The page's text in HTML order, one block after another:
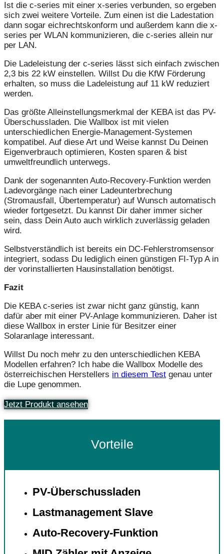
Ist die c-series mit einer x-series verbunden, so ergeben
sich zwei weitere Vorteile. Zum einen ist die Ladestation
dann sogar eichrechtskonform und außerdem kann die x-
series per WLAN kommunizieren, die c-series allein nur
per LAN.
Die Ladeleistung der c-series lässt sich einfach zwischen
2,3 bis 22 kW einstellen. Willst Du die KfW Förderung
erhalten, so muss die Ladeleistung auf 11 kW reduziert
werden.
Das größte Alleinstellungsmerkmal der KEBA ist das PV-
Überschussladen. Die Wallbox ist mit vielen
unterschiedlichen Energie-Management-Systemen
kompatibel. Auf diese Art und Weise kannst Du Deinen
Eigenverbrauch optimieren, Kosten sparen & bist
umweltfreundlich unterwegs.
Dank der sogenannten Auto-Recovery-Funktion werden
Ladevorgänge nach einer Ladeunterbrechung
(Stromausfall, Übertemperatur) auf Wunsch automatisch
wieder fortgesetzt. Du kannst Dir daher immer sicher
sein, dass Dein Auto auch wirklich zuverlässig geladen
wird.
Selbstverständlich ist bereits ein DC-Fehlerstromsensor
integriert, sodass Du lediglich einen günstigen FI-Typ A in
der vorinstallierten Hausinstallation benötigst.
Fazit
Die KEBA c-series ist zwar nicht ganz günstig, kann
dafür aber mit einer PV-Anlage kommunizieren. Daher ist
diese Wallbox in erster Linie für Besitzer einer
Solaranlage interessant.
Willst Du noch mehr zu den unterschiedlichen KEBA
Modellen erfahren? Ich habe die Wallbox Modelle des
österreichischen Herstellers in diesem Test genau unter
die Lupe genommen.
Jetzt Produkt ansehen
Vorteile
PV-Überschussladen
Lastmanagement Slave
Auto-Recovery-Funktion